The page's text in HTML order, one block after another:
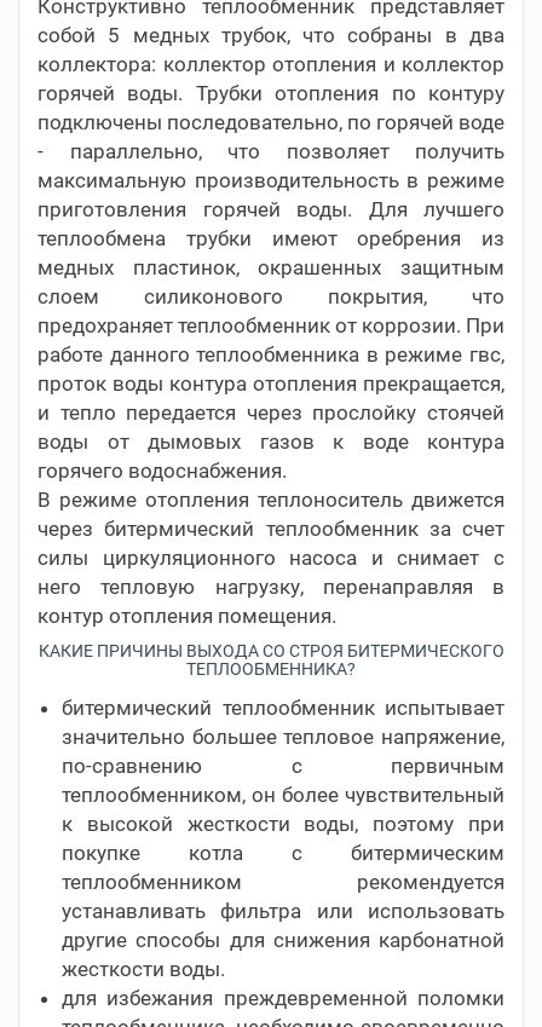
Конструктивно теплообменник представляет
собой 5 медных трубок, что собраны в два
коллектора: коллектор отопления и коллектор
горячей воды. Трубки отопления по контуру
подключены последовательно, по горячей воде
- параллельно, что позволяет получить
максимальную производительность в режиме
приготовления горячей воды. Для лучшего
теплообмена трубки имеют оребрения из
медных пластинок, окрашенных защитным
слоем силиконового покрытия, что
предохраняет теплообменник от коррозии. При
работе данного теплообменника в режиме гвс,
проток воды контура отопления прекращается,
и тепло передается через прослойку стоячей
воды от дымовых газов к воде контура
горячего водоснабжения.
В режиме отопления теплоноситель движется
через битермический теплообменник за счет
силы циркуляционного насоса и снимает с
него тепловую нагрузку, перенаправляя в
контур отопления помещения.
КАКИЕ ПРИЧИНЫ ВЫХОДА СО СТРОЯ БИТЕРМИЧЕСКОГО
ТЕПЛООБМЕННИКА?
битермический теплообменник испытывает
значительно большее тепловое напряжение,
по-сравнению с первичным
теплообменником, он более чувствительный
к высокой жесткости воды, поэтому при
покупке котла с битермическим
теплообменником рекомендуется
устанавливать фильтра или использовать
другие способы для снижения карбонатной
жесткости воды.
для избежания преждевременной поломки